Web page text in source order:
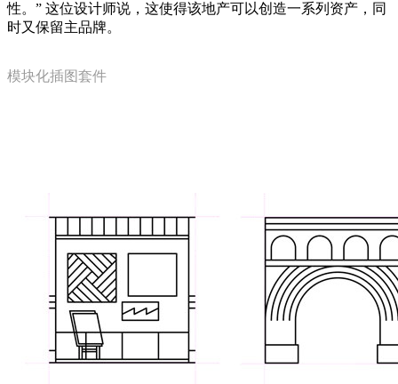
性。” 这位设计师说，这使得该地产可以创造一系列资产，同
时又保留主品牌。
模块化插图套件